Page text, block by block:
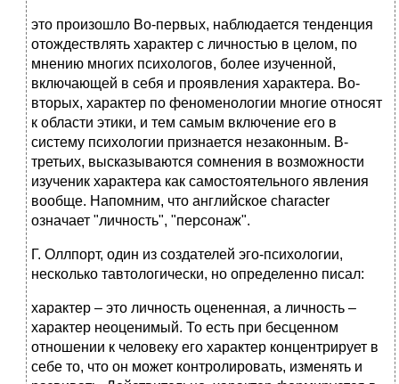
это произошло Во-первых, наблюдается тенденция
отождествлять характер с личностью в целом, по
мнению многих психологов, более изученной,
включающей в себя и проявления характера. Во-
вторых, характер по феноменологии многие относят
к области этики, и тем самым включение его в
систему психологии признается незаконным. В-
третьих, высказываются сомнения в возможности
изученик характера как самостоятельного явления
вообще. Напомним, что английское character
означает "личность", "персонаж".
Г. Оллпорт, один из создателей эго-психологии,
несколько тавтологически, но определенно писал:
характер – это личность оцененная, а личность –
характер неоценимый. То есть при бесценном
отношении к человеку его характер концентрирует в
себе то, что он может контролировать, изменять и